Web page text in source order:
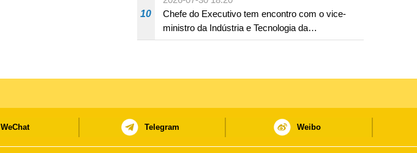
infracção rodoviária
10
Chefe do Executivo tem encontro com o vice-
ministro da Indústria e Tecnologia da
Informação
WeChat Telegram Weibo